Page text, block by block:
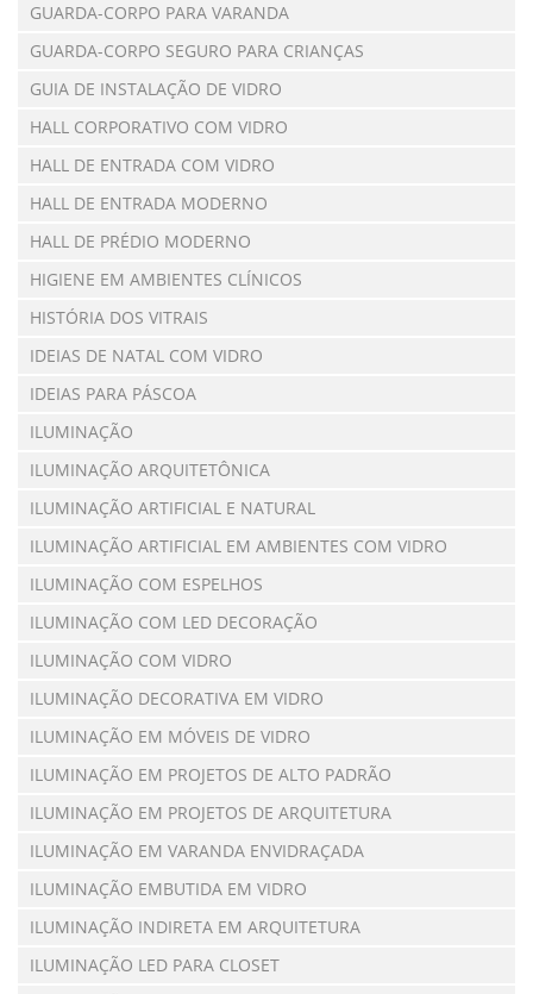
GUARDA-CORPO PARA VARANDA
GUARDA-CORPO SEGURO PARA CRIANÇAS
GUIA DE INSTALAÇÃO DE VIDRO
HALL CORPORATIVO COM VIDRO
HALL DE ENTRADA COM VIDRO
HALL DE ENTRADA MODERNO
HALL DE PRÉDIO MODERNO
HIGIENE EM AMBIENTES CLÍNICOS
HISTÓRIA DOS VITRAIS
IDEIAS DE NATAL COM VIDRO
IDEIAS PARA PÁSCOA
ILUMINAÇÃO
ILUMINAÇÃO ARQUITETÔNICA
ILUMINAÇÃO ARTIFICIAL E NATURAL
ILUMINAÇÃO ARTIFICIAL EM AMBIENTES COM VIDRO
ILUMINAÇÃO COM ESPELHOS
ILUMINAÇÃO COM LED DECORAÇÃO
ILUMINAÇÃO COM VIDRO
ILUMINAÇÃO DECORATIVA EM VIDRO
ILUMINAÇÃO EM MÓVEIS DE VIDRO
ILUMINAÇÃO EM PROJETOS DE ALTO PADRÃO
ILUMINAÇÃO EM PROJETOS DE ARQUITETURA
ILUMINAÇÃO EM VARANDA ENVIDRAÇADA
ILUMINAÇÃO EMBUTIDA EM VIDRO
ILUMINAÇÃO INDIRETA EM ARQUITETURA
ILUMINAÇÃO LED PARA CLOSET